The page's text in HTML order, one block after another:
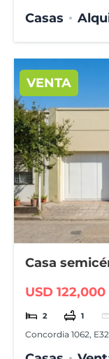
Casas
VENTA
Casa
USD 122,000
2 1
Concordia 1062,